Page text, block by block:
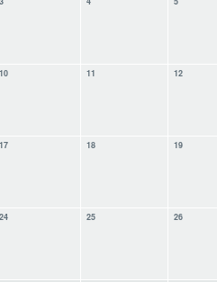
10 11 12
17 18 19
24 25 26